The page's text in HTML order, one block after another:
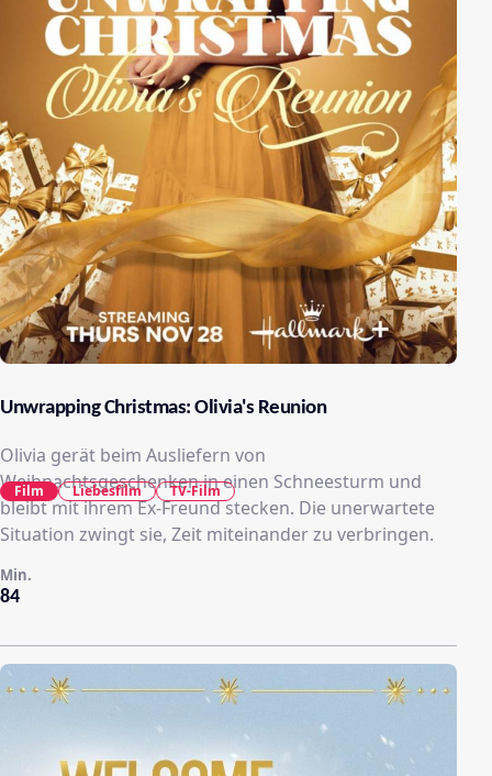
Unwrapping Christmas: Olivia's Reunion
Olivia gerät beim Ausliefern von
Weihnachtsgeschenken in einen Schneesturm und
bleibt mit ihrem Ex-Freund stecken. Die unerwartete
Situation zwingt sie, Zeit miteinander zu verbringen.
84
Min.
Film Liebesfilm TV-Film